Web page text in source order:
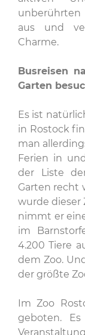
unberührten
aus und
Charme.
Busreisen
Garten
Es ist
in Rostock
man
Ferien in
der Liste
Garten recht
wurde dieser
nimmt er
im
4.200 Tiere
dem Zoo.
der größte
Im Zoo
geboten.